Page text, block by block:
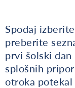
Spodaj
preberite
prvi šolski
splošnih
otroka potekal